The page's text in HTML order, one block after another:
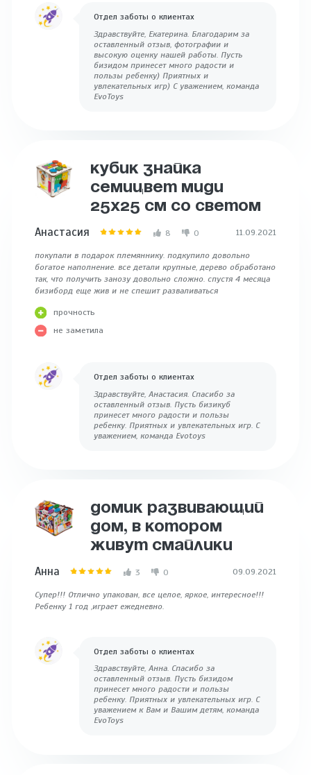
Отдел заботы о клиентах
Здравствуйте, Екатерина. Благодарим за
оставленный отзыв, фотографии и
высокую оценку нашей работы. Пусть
бизидом принесет много радости и
пользы ребенку) Приятных и
увлекательных игр) С уважением, команда
EvoToys
КУБИК ЗНАЙКА
СЕМИЦВЕТ МИДИ
25X25 СМ СО СВЕТОМ
Анастасия 8 0 11.09.2021
покупали в подарок племяннику. подкупило довольно
богатое наполнение. все детали крупные, дерево обработано
так, что получить занозу довольно сложно. спустя 4 месяца
бизиборд еще жив и не спешит разваливаться
прочность
не заметила
Отдел заботы о клиентах
Здравствуйте, Анастасия. Спасибо за
оставленный отзыв. Пусть бизикуб
принесет много радости и пользы
ребенку. Приятных и увлекательных игр. С
уважением, команда Evotoys
ДОМИК РАЗВИВАЮЩИЙ
ДОМ, В КОТОРОМ
ЖИВУТ СМАЙЛИКИ
Анна 3 0 09.09.2021
Супер!!! Отлично упакован, все целое, яркое, интересное!!!
Ребенку 1 год ,играет ежедневно.
Отдел заботы о клиентах
Здравствуйте, Анна. Спасибо за
оставленный отзыв. Пусть бизидом
принесет много радости и пользы
ребенку. Приятных и увлекательных игр. С
уважением к Вам и Вашим детям, команда
EvoToys